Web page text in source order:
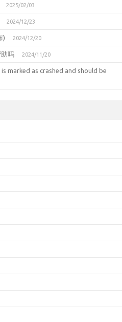
2025/02/03
2024/12/23
) 2024/12/20
吗 2024/11/20
marked as crashed and should be